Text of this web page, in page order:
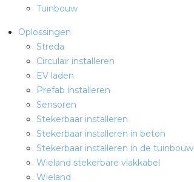
Tuinbouw
Oplossingen
Streda
Circulair installeren
EV laden
Prefab installeren
Sensoren
Stekerbaar installeren
Stekerbaar installeren in beton
Stekerbaar installeren in de tuinbouw
Wieland stekerbare vlakkabel
Wieland